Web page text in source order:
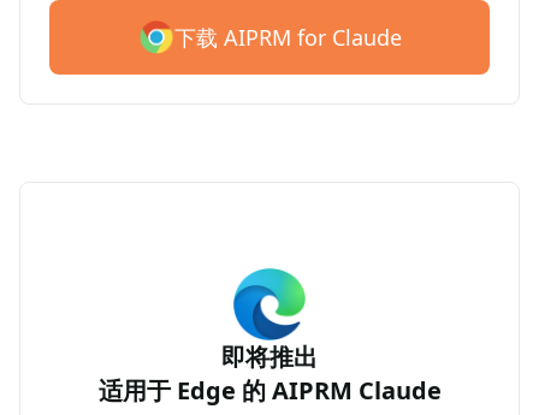
下载 AIPRM for Claude
即将推出
适用于 Edge 的 AIPRM Claude